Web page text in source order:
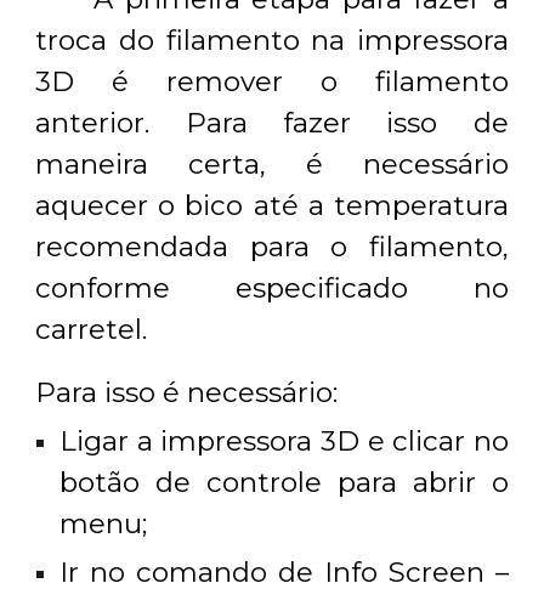
troca do filamento na impressora
3D é remover o filamento
anterior. Para fazer isso de
maneira certa, é necessário
aquecer o bico até a temperatura
recomendada para o filamento,
conforme especificado no
carretel.
Para isso é necessário:
Ligar a impressora 3D e clicar no
botão de controle para abrir o
menu;
Ir no comando de Info Screen –